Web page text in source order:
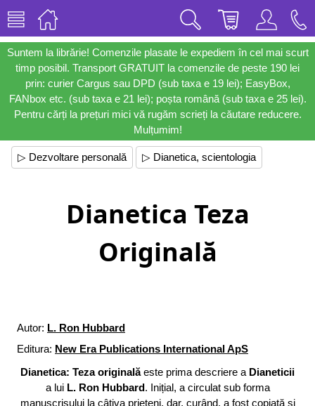
Suntem la librărie! Comenzile plasate le expediem în cel mai scurt
timp posibil. Transport GRATUIT la comenzile de peste 190 lei
prin: curier Cargus sau DPD (sub taxa e 19 lei); EasyBox,
FANbox etc. (sub taxa e 21 lei); poșta română (sub taxa e 25 lei).
Pentru cărți la prețuri mici vă rugăm scrieți la căutare reducere.
Mulțumim!
▷ Dezvoltare personală ▷ Dianetica, scientologia
Dianetica Teza
Originală
Autor: L. Ron Hubbard
Editura: New Era Publications International ApS
Dianetica: Teza originalăeste prima descriere a Dianeticii
a lui L. Ron Hubbard. Inițial, a circulat sub forma
manuscrisului la câțiva prieteni, dar, curând, a fost copiată și